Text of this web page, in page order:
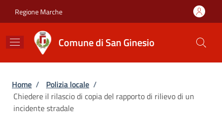
Regione Marche
Comune di San Ginesio
Briciole di pane
Home / Polizia locale /
Chiedere il rilascio di copia del rapporto di rilievo di un
incidente stradale